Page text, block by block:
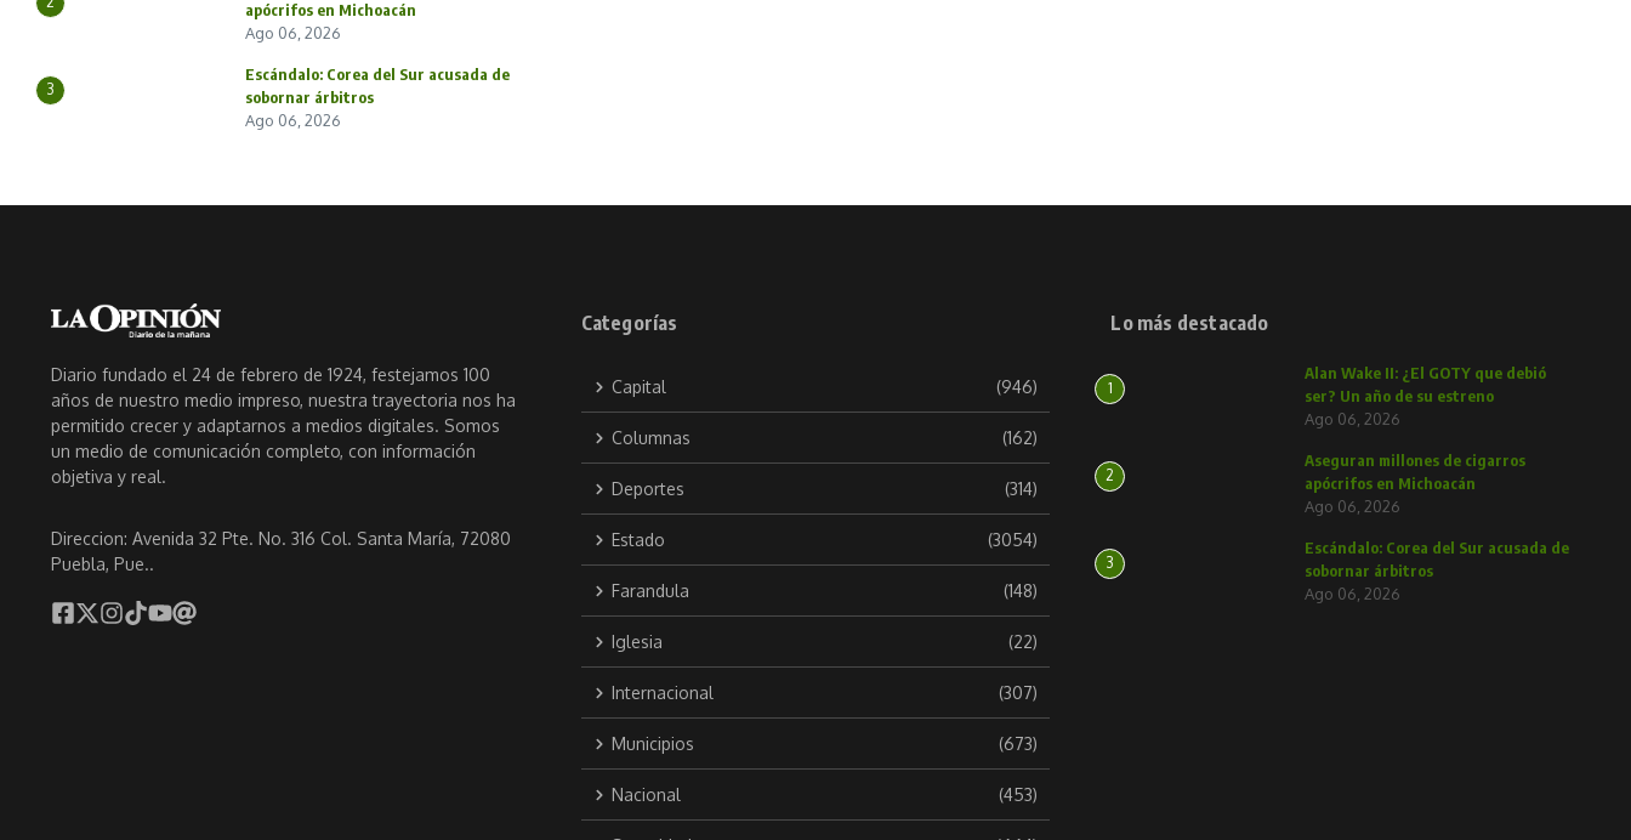
apócrifos en Michoacán
Ago 06, 2026
3
Escándalo: Corea del Sur acusada de
sobornar árbitros
Ago 06, 2026
Diario fundado el 24 de febrero de 1924, festejamos 100
años de nuestro medio impreso, nuestra trayectoria nos ha
permitido crecer y adaptarnos a medios digitales. Somos
un medio de comunicación completo, con información
objetiva y real.
Direccion: Avenida 32 Pte. No. 316 Col. Santa María, 72080
Puebla, Pue..
Categorías
Capital (946)
Columnas (162)
Deportes (314)
Estado (3054)
Farandula (148)
Iglesia (22)
Internacional (307)
Municipios (673)
Nacional (453)
Lo más destacado
1
Alan Wake II: ¿El GOTY que debió
ser? Un año de su estreno
Ago 06, 2026
2
Aseguran millones de cigarros
apócrifos en Michoacán
Ago 06, 2026
3
Escándalo: Corea del Sur acusada de
sobornar árbitros
Ago 06, 2026